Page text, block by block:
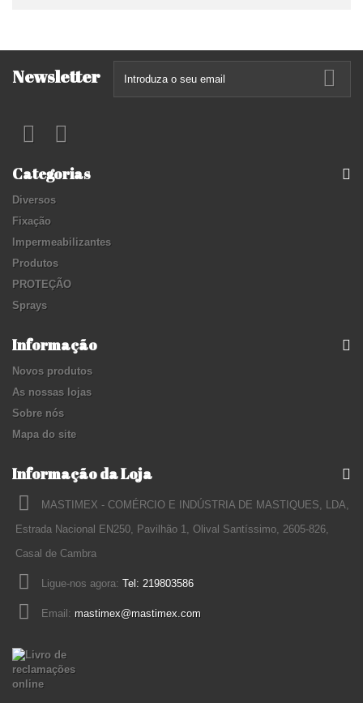
Newsletter
Categorias
Diversos
Fixação
Impermeabilizantes
Produtos
PROTEÇÃO
Sprays
Informação
Novos produtos
As nossas lojas
Sobre nós
Mapa do site
Informação da Loja
MASTIMEX - COMÉRCIO E INDÚSTRIA DE MASTIQUES, LDA,
Estrada Nacional EN250, Pavilhão 1, Olival Santíssimo, 2605-826,
Casal de Cambra
Ligue-nos agora: Tel: 219803586
Email: mastimex@mastimex.com